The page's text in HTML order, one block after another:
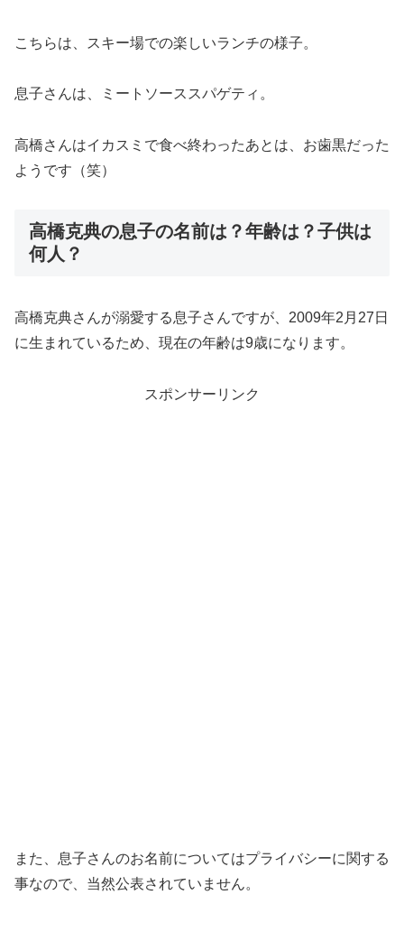
こちらは、スキー場での楽しいランチの様子。
息子さんは、ミートソーススパゲティ。
高橋さんはイカスミで食べ終わったあとは、お歯黒だった
ようです（笑）
高橋克典の息子の名前は？年齢は？子供は
何人？
高橋克典さんが溺愛する息子さんですが、2009年2月27日
に生まれているため、現在の年齢は9歳になります。
スポンサーリンク
また、息子さんのお名前についてはプライバシーに関する
事なので、当然公表されていません。